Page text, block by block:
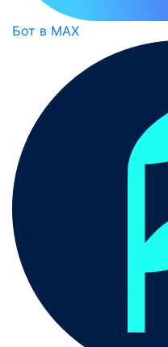
Бот в MAX